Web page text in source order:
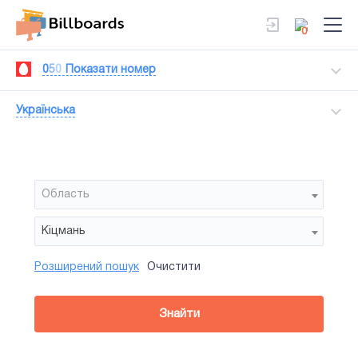
0
050 Показати номер
Українська
Область
Кіцмань
Район
Сторона
Усi
Розширений пошук Очистити
Знайти